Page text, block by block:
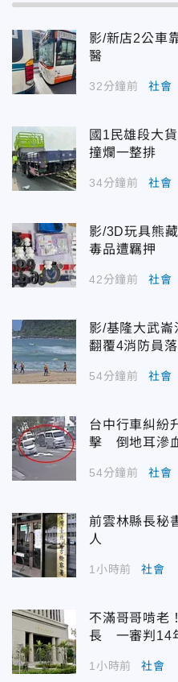
影/新店2公車
醫
32分鐘前 社會
國1民雄段大
撞爛一整排
34分鐘前 社會
影/3D玩具熊
毒品遭羈押
42分鐘前 社會
影/基隆大武
翻覆4消防員
54分鐘前 社會
台中行車糾紛
擊 倒地耳滲
54分鐘前 社會
前雲林縣長秘
人
1小時前 社會
不滿哥哥啃老
長 一審判14
1小時前 社會